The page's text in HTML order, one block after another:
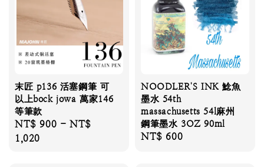
末匠 p136 活塞鋼筆 可
以上bock jowa 萬家146
等筆款
Regular
price
NT$ 900 -NT$
1,020
NOODLER'S INK 鯰魚
墨水 54th
massachusetts 54l麻州
鋼筆墨水 3OZ 90ml
Regular
NT$ 600